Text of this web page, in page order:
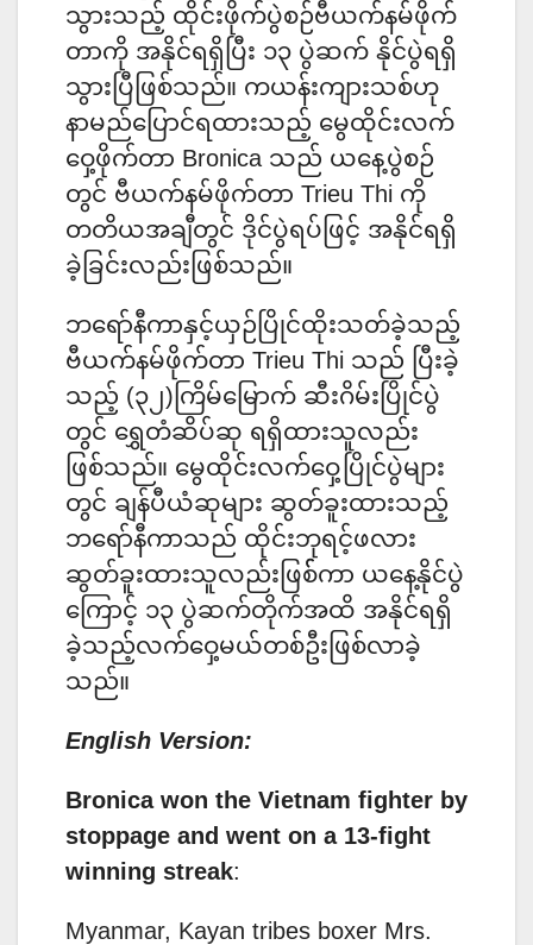
သွားသည့် ထိုင်းဖိုက်ပွဲစဉ်ဗီယက်နမ်ဖိုက်
တာကို အနိုင်ရရှိပြီး ၁၃ ပွဲဆက် နိုင်ပွဲရရှိ
သွားပြီဖြစ်သည်။ ကယန်းကျားသစ်ဟု
နာမည်ပြောင်ရထားသည့် မွေထိုင်းလက်
ဝှေ့ဖိုက်တာ Bronica သည် ယနေ့ပွဲစဉ်
တွင် ဗီယက်နမ်ဖိုက်တာ Trieu Thi ကို
တတိယအချီတွင် ဒိုင်ပွဲရပ်ဖြင့် အနိုင်ရရှိ
ခဲ့ခြင်းလည်းဖြစ်သည်။
ဘရော်နီကာနှင့်ယှဉ်ပြိုင်ထိုးသတ်ခဲ့သည့်
ဗီယက်နမ်ဖိုက်တာ Trieu Thi သည် ပြီးခဲ့
သည့် (၃၂)ကြိမ်မြောက် ဆီးဂိမ်းပြိုင်ပွဲ
တွင် ရွှေတံဆိပ်ဆု ရရှိထားသူလည်း
ဖြစ်သည်။ မွေထိုင်းလက်ဝှေ့ပြိုင်ပွဲများ
တွင် ချန်ပီယံဆုများ ဆွတ်ခူးထားသည့်
ဘရော်နီကာသည် ထိုင်းဘုရင့်ဖလား
ဆွတ်ခူးထားသူလည်းဖြစ််ကာ ယနေ့နိုင်ပွဲ
ကြောင့် ၁၃ ပွဲဆက်တိုက်အထိ အနိုင်ရရှိ
ခဲ့သည့်လက်ဝှေ့မယ်တစ်ဦးဖြစ်လာခဲ့
သည်။
English Version:
Bronica won the Vietnam fighter by
stoppage and went on a 13-fight
winning streak:
Myanmar, Kayan tribes boxer Mrs.